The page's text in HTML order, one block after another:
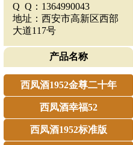
Q Q：1364990043
地址：西安市高新区西部
大道117号
产品名称
西凤酒1952金尊二十年
西凤酒幸福52
西凤酒1952标准版